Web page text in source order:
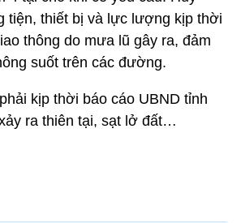
tiện, thiết bị và lực lượng kịp thời
thông do mưa lũ gây ra, đảm
suốt trên các đường.
kịp thời báo cáo UBND tỉnh
ra thiên tại, sạt lở đất…